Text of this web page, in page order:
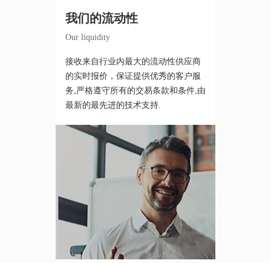
我们的流动性
Our liquidity
接收来自行业内最大的流动性供应商
的实时报价，保证提供优秀的客户服
务,严格遵守所有的交易条款和条件,由
最新的最先进的技术支持.